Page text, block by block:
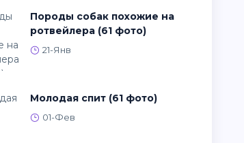
Породы собак похожие на
ротвейлера (61 фото)
21-Янв
Молодая спит (61 фото)
01-Фев